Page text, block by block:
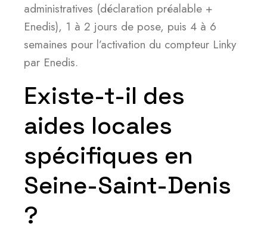
administratives (déclaration préalable +
Enedis), 1 à 2 jours de pose, puis 4 à 6
semaines pour l’activation du compteur Linky
par Enedis.
Existe-t-il des
aides locales
spécifiques en
Seine-Saint-Denis
?